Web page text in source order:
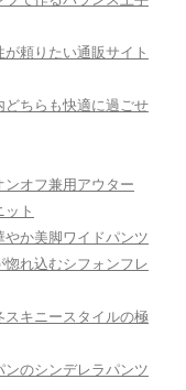
頼りたい通販サイト
ちらも快適に過ごせ
オフ兼用アウター
ト
か美脚ワイドパンツ
れ込むシフォンフレ
キニースタイルの極
のシンデレラパンツ